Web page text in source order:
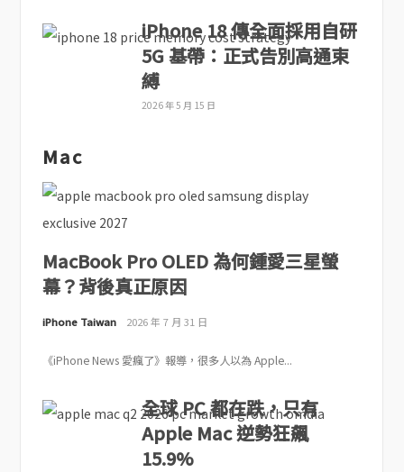
iPhone 18 傳全面採用自研
5G 基帶：正式告別高通束
縛
2026 年 5 月 15 日
Mac
MacBook Pro OLED 為何鍾愛三星螢
幕？背後真正原因
iPhone Taiwan 2026 年 7 月 31 日
《iPhone News 愛瘋了》報導，很多人以為 Apple...
全球 PC 都在跌，只有
Apple Mac 逆勢狂飆
15.9%